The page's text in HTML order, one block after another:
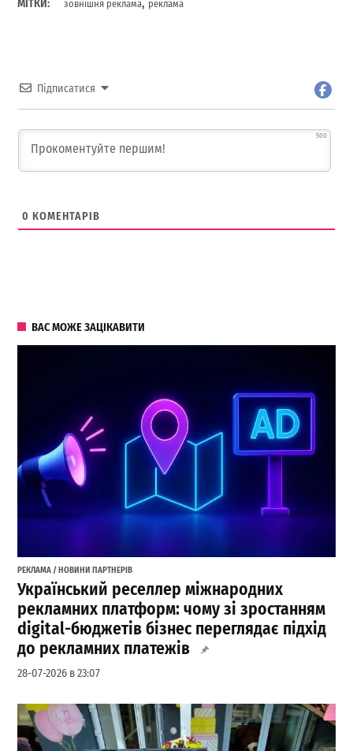
МІТКИ: зовнішня реклама реклама
Підписатися
500
0 КОМЕНТАРІВ
ВАС МОЖЕ ЗАЦІКАВИТИ
РЕКЛАМА / НОВИНИ ПАРТНЕРІВ
Український реселлер міжнародних
рекламних платформ: чому зі зростанням
digital-бюджетів бізнес переглядає підхід
до рекламних платежів
28-07-2026 в 23:07